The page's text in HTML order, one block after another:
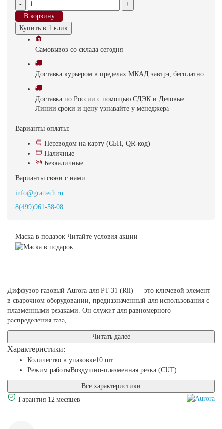
-
+
В корзину
Купить в 1 клик
Самовывоз со склада cегодня
Доставка курьером в пределах МКАД завтра, бесплатно
Доставка по России с помощью СДЭК и Деловые
Линии сроки и цену узнавайте у менеджера
Варианты оплаты:
Переводом на карту (СБП, QR-код)
Наличные
Безналичные
Варианты связи с нами:
info@grattech.ru
8(499)961-58-08
Маска в подарок Читайте условия акции
Диффузор газовый Aurora для PT-31 (Ril) — это ключевой элемент
в сварочном оборудовании, предназначенный для использования с
плазменными резаками. Он служит для равномерного
распределения газа,...
Читать далее
Характеристики:
Количество в упаковке10 шт.
Режим работыВоздушно-плазменная резка (CUT)
Все характеристики
Гарантия 12 месяцев